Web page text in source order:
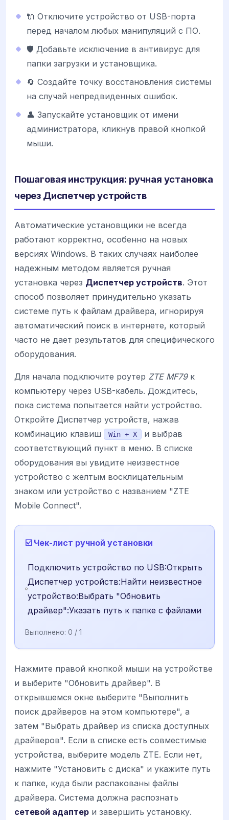
🔌 Отключите устройство от USB-порта
перед началом любых манипуляций с ПО.
🛡️ Добавьте исключение в антивирус для
папки загрузки и установщика.
🔄 Создайте точку восстановления системы
на случай непредвиденных ошибок.
👤 Запускайте установщик от имени
администратора, кликнув правой кнопкой
мыши.
Пошаговая инструкция: ручная установка
через Диспетчер устройств
Автоматические установщики не всегда
работают корректно, особенно на новых
версиях Windows. В таких случаях наиболее
надежным методом является ручная
установка через Диспетчер устройств. Этот
способ позволяет принудительно указать
системе путь к файлам драйвера, игнорируя
автоматический поиск в интернете, который
часто не дает результатов для специфического
оборудования.
Для начала подключите роутер ZTE MF79к
компьютеру через USB-кабель. Дождитесь,
пока система попытается найти устройство.
Откройте Диспетчер устройств, нажав
комбинацию клавиш
Win + X
и выбрав
соответствующий пункт в меню. В списке
оборудования вы увидите неизвестное
устройство с желтым восклицательным
знаком или устройство с названием "ZTE
Mobile Connect".
☑️ Чек-лист ручной установки
Подключить устройство по USB:Открыть
Диспетчер устройств:Найти неизвестное
устройство:Выбрать "Обновить
драйвер":Указать путь к папке с файлами
Выполнено: 0 / 1
Нажмите правой кнопкой мыши на устройстве
и выберите "Обновить драйвер". В
открывшемся окне выберите "Выполнить
поиск драйверов на этом компьютере", а
затем "Выбрать драйвер из списка доступных
драйверов". Если в списке есть совместимые
устройства, выберите модель ZTE. Если нет,
нажмите "Установить с диска" и укажите путь
к папке, куда были распакованы файлы
драйвера. Система должна распознать
сетевой адаптер и завершить установку.